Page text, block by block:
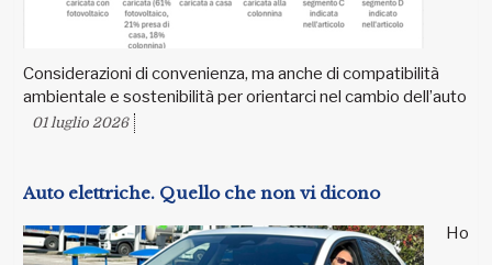
Considerazioni di convenienza, ma anche di compatibilità
ambientale e sostenibilità per orientarci nel cambio dell’auto
01 luglio 2026
Auto elettriche. Quello che non vi dicono
Ho